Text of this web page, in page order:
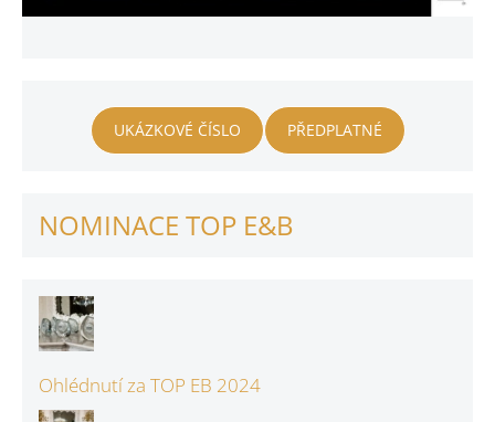
UKÁZKOVÉ ČÍSLO PŘEDPLATNÉ
NOMINACE TOP E&B
Ohlédnutí za TOP EB 2024